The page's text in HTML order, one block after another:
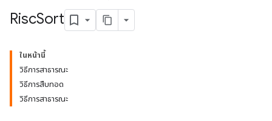
RiscSort
ในหน้านี้
วิธีการสาธารณะ
วิธีการสืบทอด
วิธีการสาธารณะ